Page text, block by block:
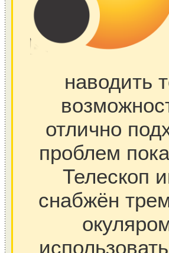
наводить
отлично
проблем
Телескоп
снабжён